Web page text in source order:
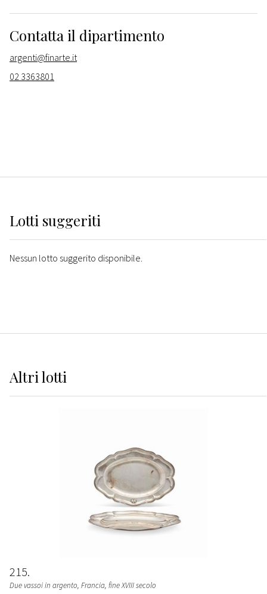
Contatta il dipartimento
argenti@finarte.it
02 3363801
Lotti suggeriti
Nessun lotto suggerito disponibile.
Altrilotti
215
Due vassoi in argento, Francia, fine XVIII secolo